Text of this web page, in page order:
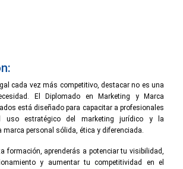
cada vez más competitivo, destacar no es una
El Diplomado en Marketing y Marca
está diseñado para capacitar a profesionales
uso estratégico del marketing jurídico y la
marca personal sólida, ética y diferenciada.
formación, aprenderás a potenciar tu visibilidad,
y aumentar tu competitividad en el